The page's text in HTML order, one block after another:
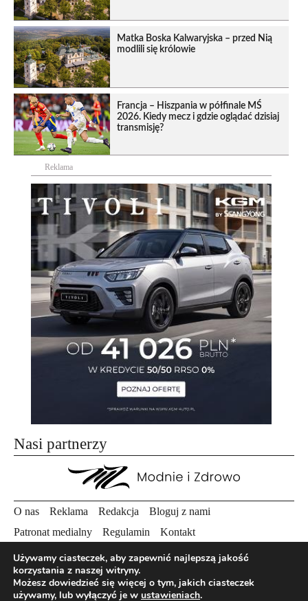
Matka Boska Kalwaryjska – przed Nią
modlili się królowie
Francja – Hiszpania w półfinale MŚ
2026. Kiedy mecz i gdzie oglądać dzisiaj
transmisję?
Reklama
Nasi partnerzy
O nas Reklama Redakcja
Bloguj z nami
Patronat medialny
Regulamin Kontakt
Copyright 2012 Biznes i Styl. Wszystkie prawa zastrzeżone.
Polityka prywatności
Polityka cookies
Używamy ciasteczek, aby zapewnić najlepszą jakość
korzystania z naszej witryny.
Możesz dowiedzieć się więcej o tym, jakich ciasteczek
używamy, lub wyłączyć je w ustawieniach.